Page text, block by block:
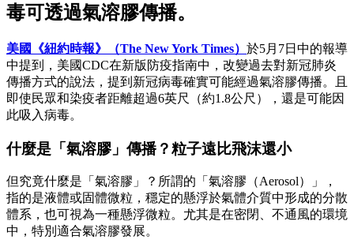
毒可透過氣溶膠傳播。
美國《紐約時報》（The New York Times） 於5月7日中的報導
中提到，美國CDC在新版防疫指南中，改變過去對新冠肺炎
傳播方式的說法，提到新冠病毒確實可能經過氣溶膠傳播。且
即使民眾和染疫者距離超過6英尺（約1.8公尺），還是可能因
此吸入病毒。
什麼是「氣溶膠」傳播？粒子遠比飛沫還小
但究竟什麼是「氣溶膠」？所謂的「氣溶膠（Aerosol）」，
指的是液體或固體微粒，穩定的懸浮於氣體介質中形成的分散
體系，也可視為一種懸浮微粒。尤其是在密閉、不通風的環境
中，特別適合氣溶膠發展。